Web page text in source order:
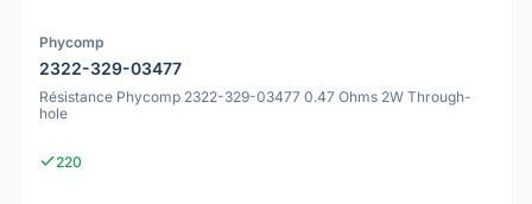
Phycomp
2322-329-03477
Résistance Phycomp 2322-329-03477 0.47 Ohms 2W Through-
hole
220